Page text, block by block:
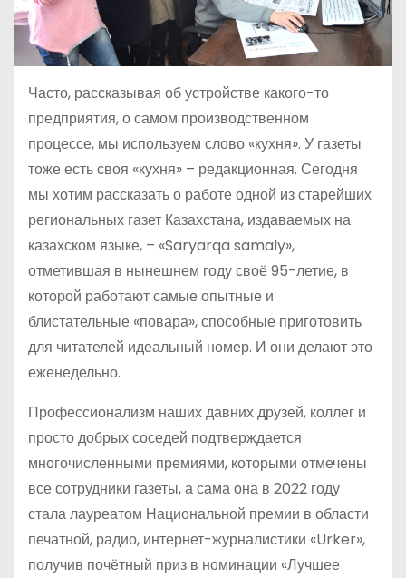
Часто, рассказывая об устройстве какого-то
предприятия, о самом производственном
процессе, мы используем слово «кухня». У газеты
тоже есть своя «кухня» – редакционная. Сегодня
мы хотим рассказать о работе одной из старейших
региональных газет Казахстана, издаваемых на
казахском языке, – «Saryarqa samaly»,
отметившая в нынешнем году своё 95-летие, в
которой работают самые опытные и
блистательные «повара», способные приготовить
для читателей идеальный номер. И они делают это
еженедельно.
Профессионализм наших давних друзей, коллег и
просто добрых соседей подтверждается
многочисленными премиями, которыми отмечены
все сотрудники газеты, а сама она в 2022 году
стала лауреатом Национальной премии в области
печатной, радио, интернет-журналистики «Urker»,
получив почётный приз в номинации «Лучшее